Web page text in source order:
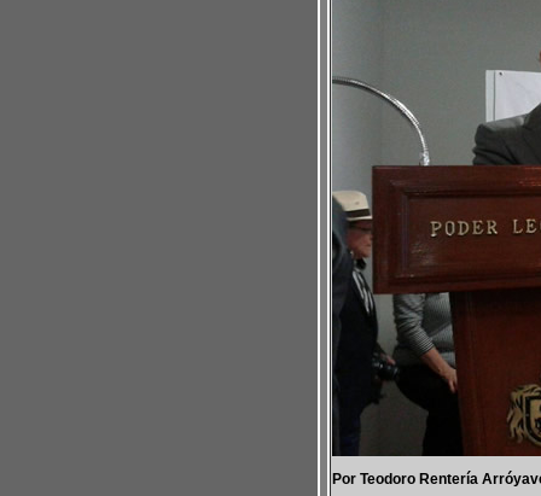
Por Teodoro Rentería